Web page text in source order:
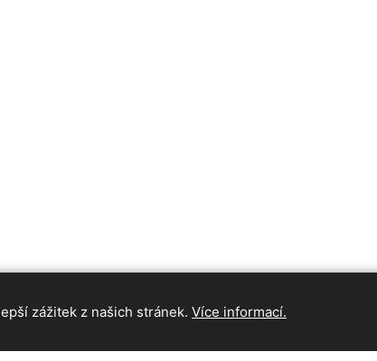
zážitek z našich stránek. Více informací.